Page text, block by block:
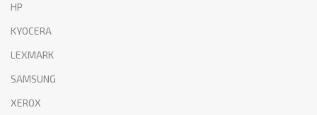
HP
KYOCERA
LEXMARK
SAMSUNG
XEROX